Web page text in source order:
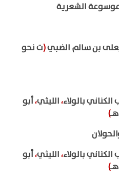
الشعرية
بن سالم الضبي(ت نحو
بالولاء،الليثي،أبو
)
بالولاء،الليثي،أبو
)